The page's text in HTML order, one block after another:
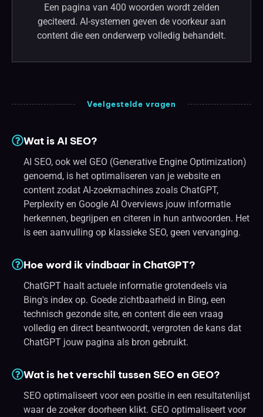
Een pagina van 400 woorden wordt zelden
geciteerd. AI-systemen geven de voorkeur aan
content die een onderwerp volledig behandelt.
Veelgestelde vragen
Wat is AI SEO?
AI SEO, ook wel GEO (Generative Engine Optimization)
genoemd, is het optimaliseren van je website en
content zodat AI-zoekmachines zoals ChatGPT,
Perplexity en Google AI Overviews jouw informatie
herkennen, begrijpen en citeren in hun antwoorden. Het
is een aanvulling op klassieke SEO, geen vervanging.
Hoe word ik vindbaar in ChatGPT?
ChatGPT haalt actuele informatie grotendeels via
Bing's index op. Goede zichtbaarheid in Bing, een
technisch gezonde site, en content die een vraag
volledig en direct beantwoordt, vergroten de kans dat
ChatGPT jouw pagina als bron gebruikt.
Wat is het verschil tussen SEO en GEO?
SEO optimaliseert voor een positie in een resultatenlijst
waar de zoeker doorheen klikt. GEO optimaliseert voor